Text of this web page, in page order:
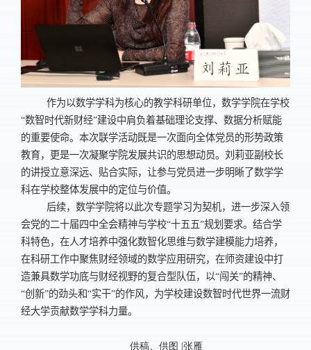
作为以数学学科为核心的教学科研单位，数学学院在学校
“数智时代新财经”建设中肩负着基础理论支撑、数据分析赋能
的重要使命。本次联学活动既是一次面向全体党员的形势政策
教育，更是一次凝聚学院发展共识的思想动员。刘莉亚副校长
的讲授立意深远、贴合实际，让参与党员进一步明晰了数学学
科在学校整体发展中的定位与价值。
后续，数学学院将以此次专题学习为契机，进一步深入领
会党的二十届四中全会精神与学校“十五五”规划要求。结合学
科特色，在人才培养中强化数智化思维与数学建模能力培养，
在科研工作中聚焦财经领域的数学应用研究，在师资建设中打
造兼具数学功底与财经视野的复合型队伍，以“闯关”的精神、
“创新”的劲头和“实干”的作风，为学校建设数智时代世界一流财
经大学贡献数学学科力量。
供稿、供图 |张雁